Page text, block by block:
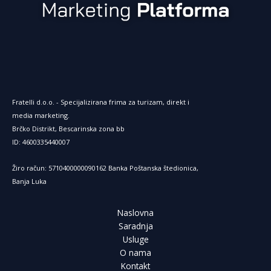
r
e
t
Fratelli d.o.o. - Specijalizirana frima za turizam, direkt i
media marketing.
Brčko Distrikt, Bescarinska zona bb
ID: 4600335440007
Žiro račun: 5710400000090162 Banka Poštanska štedionica,
Banja Luka
Naslovna
Saradnja
Usluge
O nama
Kontakt